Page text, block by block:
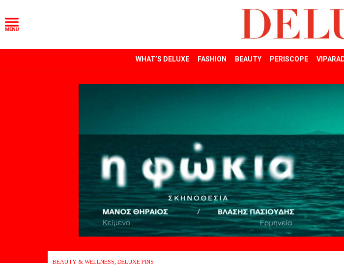
WHAT’S DELUXE FASHION BEAUTY PERISCOPE
BEAUTY & WELLNESS, DELUXE PINS